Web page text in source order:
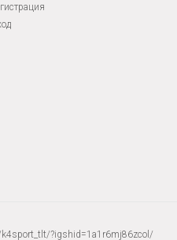
?igshid=1a1r6mj86zcol/